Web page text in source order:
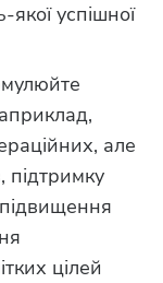
успішної
але
підтримку
цілей